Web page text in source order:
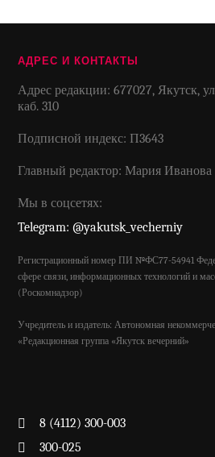
АДРЕС И КОНТАКТЫ
Адрес редакции: 677027, Якутск,
каб. 310
Подписной индекс: П3643
Главный редактор: Мария Иванова
Мы в соцсетях:
Telegram: @yakutsk_vecherniy
Регистрационный номер ПИ №ФС77-54941
сфере связи, информационных технологий и
(Роскомнадзор)
Учредитель и издатель: Автономная
«Редакционная группа «Якутск вечерний»
8 (4112) 300-003
300-025